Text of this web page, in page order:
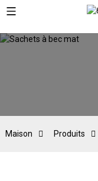
Maison Produits